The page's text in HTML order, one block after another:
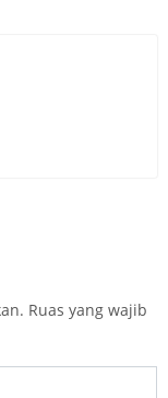
Ruas yang wajib